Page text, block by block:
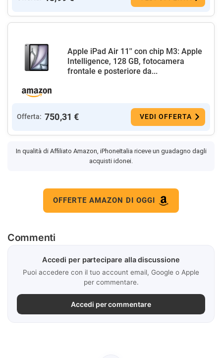
Apple iPad Air 11'' con chip M3: Apple
Intelligence, 128 GB, fotocamera
frontale e posteriore da...
Offerta: 750,31 € VEDI OFFERTA
In qualità di Affiliato Amazon, iPhoneItalia riceve un guadagno dagli
acquisti idonei.
OFFERTE AMAZON DI OGGI
Commenti
Accedi per partecipare alla discussione
Puoi accedere con il tuo account email, Google o Apple
per commentare.
Accedi per commentare